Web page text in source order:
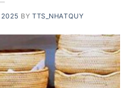
2025 BYTTS_NHATQUY